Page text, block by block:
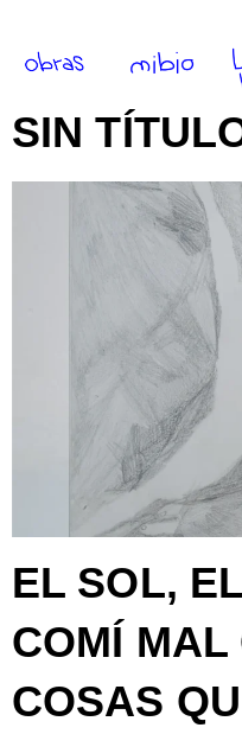
SIN
EL SOL,
COMÍ MAL
COSAS